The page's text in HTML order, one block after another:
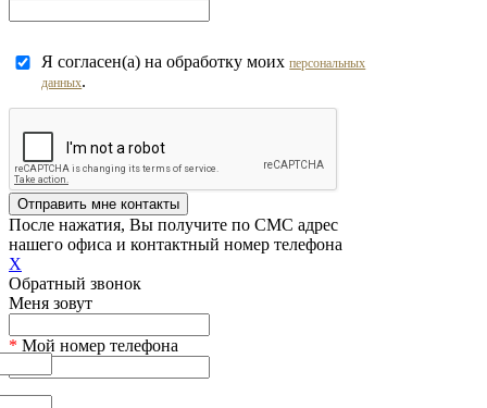
Я согласен(а) на обработку моихперсональных
данных.
Отправить мне контакты
После нажатия, Вы получите по СМС адрес
нашего офиса и контактный номер телефона
X
Обратный звонок
Меня зовут
* Мой номер телефона